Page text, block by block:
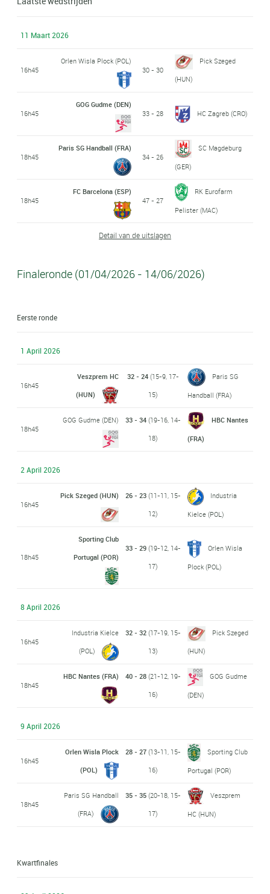
11 Maart 2026
16h45
Orlen Wisla Plock (POL)
30 - 30
Pick Szeged
(HUN)
16h45
GOG Gudme (DEN)
33 - 28
HC Zagreb (CRO)
18h45
Paris SG Handball (FRA)
34 - 26
SC Magdeburg
(GER)
18h45
FC Barcelona (ESP)
47 - 27
RK Eurofarm
Pelister (MAC)
Detail van de uitslagen
Finaleronde (01/04/2026 - 14/06/2026)
Eerste ronde
1 April 2026
16h45
Veszprem HC
(HUN)
32 - 24(15-9, 17-
15)
Paris SG
Handball (FRA)
18h45
GOG Gudme (DEN) 33 - 34(19-16, 14-
18)
HBC Nantes
(FRA)
2 April 2026
16h45
Pick Szeged (HUN) 26 - 23(11-11, 15-
12)
Industria
Kielce (POL)
18h45
Sporting Club
Portugal (POR)
33 - 29(19-12, 14-
17)
Orlen Wisla
Plock (POL)
8 April 2026
16h45
Industria Kielce
(POL)
32 - 32(17-19, 15-
13)
Pick Szeged
(HUN)
18h45
HBC Nantes (FRA) 40 - 28(21-12, 19-
16)
GOG Gudme
(DEN)
9 April 2026
16h45
Orlen Wisla Plock
(POL)
28 - 27(13-11, 15-
16)
Sporting Club
Portugal (POR)
18h45
Paris SG Handball
(FRA)
35 - 35(20-18, 15-
17)
Veszprem
HC (HUN)
Kwartfinales